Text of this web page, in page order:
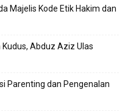
Majelis Kode Etik Hakim dan
Abduz Aziz Ulas
Parenting dan Pengenalan